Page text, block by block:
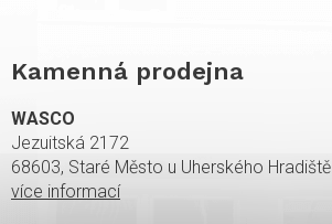
Kamenná prodejna
WASCO
Jezuitská 2172
68603, Staré Město u Uherského Hradiště
více informací